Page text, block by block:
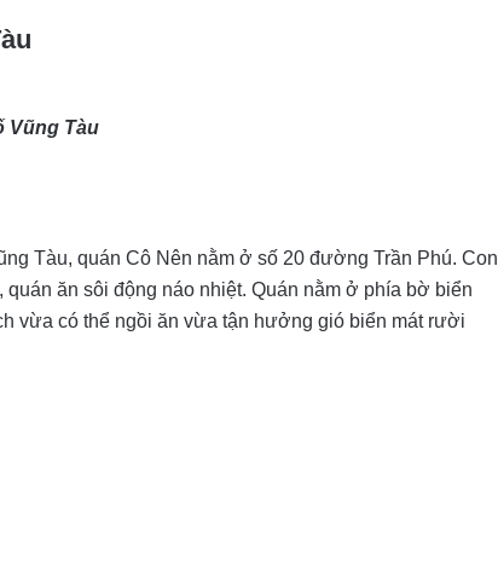
Vũng Tàu
Tàu, quán Cô Nên nằm ở số 20 đường Trần Phú. Con
ăn sôi động náo nhiệt. Quán nằm ở phía bờ biển
vừa có thể ngồi ăn vừa tận hưởng gió biển mát rười